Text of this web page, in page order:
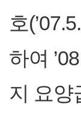
호
하여
지 요양